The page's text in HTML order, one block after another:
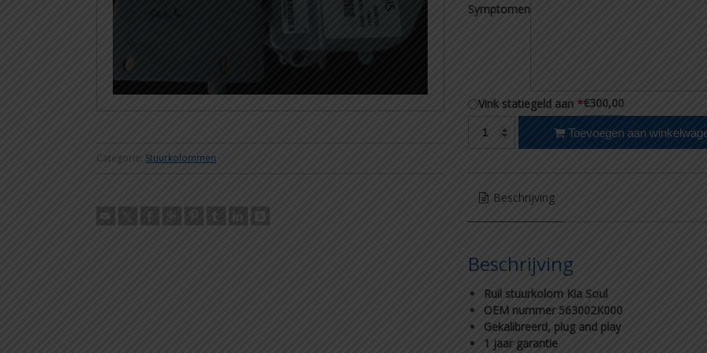
Categorie: Stuurkolommen
Symptomen
Vink statiegeld aan *€300,00
Ruil stuurkolom Kia Soul aantal
Toevoegen aan
Beschrijving
Beschrijving
Ruil stuurkolom Kia Soul
OEM nummer 563002K000
Gekalibreerd, plug and play
1 jaar garantie